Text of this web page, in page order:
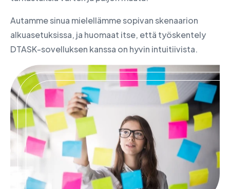
Autamme sinua mielellämme sopivan skenaarion
alkuasetuksissa, ja huomaat itse, että työskentely
DTASK-sovelluksen kanssa on hyvin intuitiivista.